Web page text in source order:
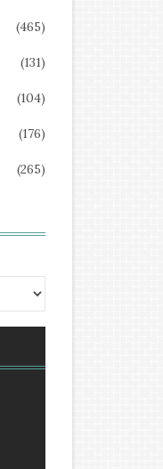
(465)
(131)
(104)
(176)
(265)